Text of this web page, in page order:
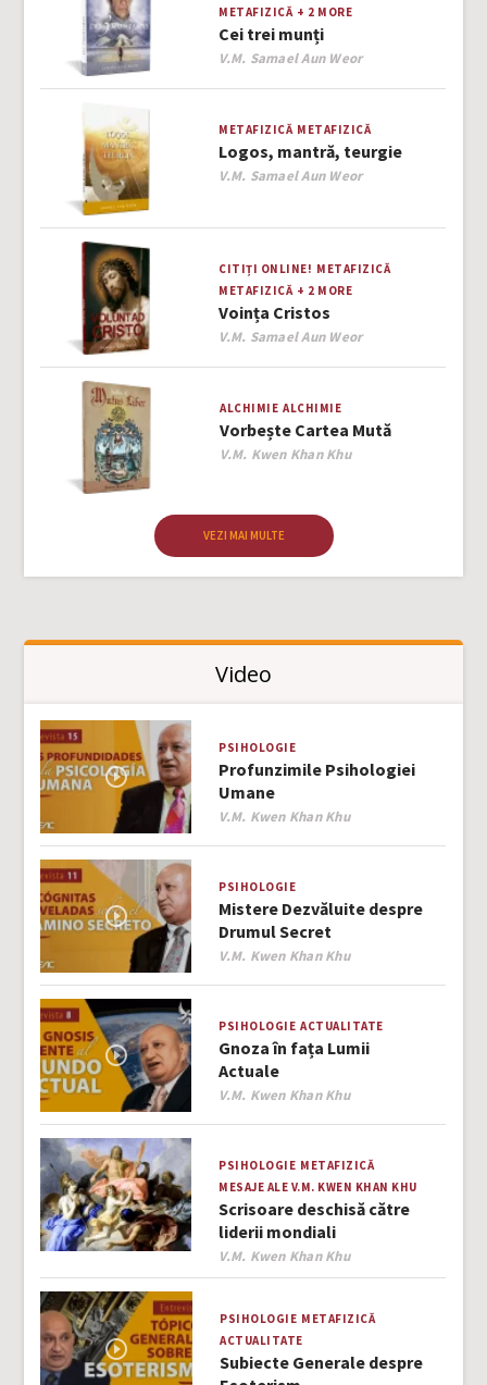
METAFIZICĂ + 2 MORE
Cei trei munți
Author
V.M. Samael Aun Weor
METAFIZICĂ METAFIZICĂ
Logos, mantră, teurgie
Author
V.M. Samael Aun Weor
CITIȚI ONLINE! METAFIZICĂ
METAFIZICĂ + 2 MORE
Voința Cristos
Author
V.M. Samael Aun Weor
ALCHIMIE ALCHIMIE
Vorbește Cartea Mută
Author
V.M. Kwen Khan Khu
VEZI MAI MULTE
Video
PSIHOLOGIE
Profunzimile Psihologiei
Umane
Author
V.M. Kwen Khan Khu
PSIHOLOGIE
Mistere Dezvăluite despre
Drumul Secret
Author
V.M. Kwen Khan Khu
PSIHOLOGIE ACTUALITATE
Gnoza în fața Lumii
Actuale
Author
V.M. Kwen Khan Khu
PSIHOLOGIE METAFIZICĂ
MESAJE ALE V.M. KWEN KHAN KHU
Scrisoare deschisă către
liderii mondiali
Author
V.M. Kwen Khan Khu
PSIHOLOGIE METAFIZICĂ
ACTUALITATE
Subiecte Generale despre